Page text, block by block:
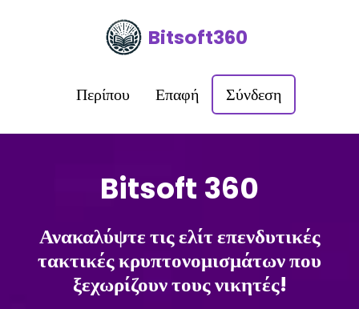
Bitsoft360
Περίπου Επαφή Σύνδεση
Bitsoft 360
Ανακαλύψτε τις ελίτ επενδυτικές
τακτικές κρυπτονομισμάτων που
ξεχωρίζουν τους νικητές!